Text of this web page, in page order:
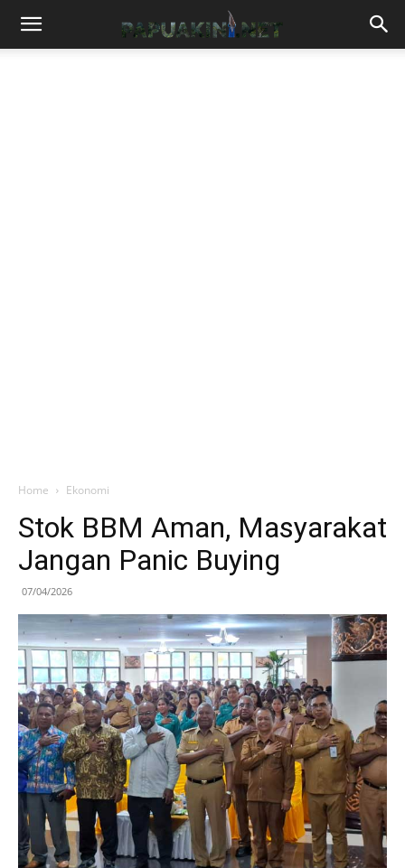
Home Ekonomi
Stok BBM Aman, Masyarakat
Jangan Panic Buying
07/04/2026